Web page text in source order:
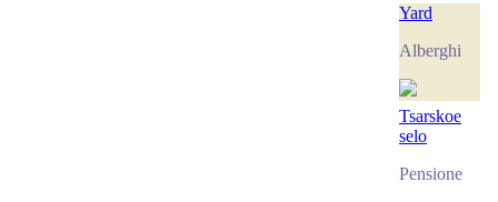
Yard
Alberghi
Tsarskoe
selo
Pensione